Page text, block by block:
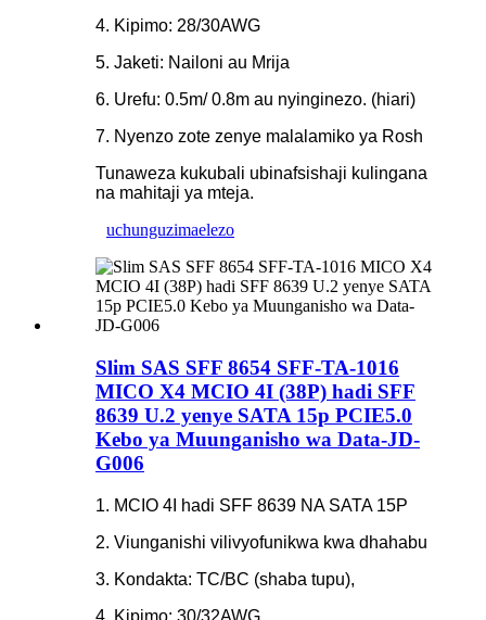
4. Kipimo: 28/30AWG
5. Jaketi: Nailoni au Mrija
6. Urefu: 0.5m/ 0.8m au nyinginezo. (hiari)
7. Nyenzo zote zenye malalamiko ya Rosh
Tunaweza kukubali ubinafsishaji kulingana
na mahitaji ya mteja.
uchunguzimaelezo
Slim SAS SFF 8654 SFF-TA-1016
MICO X4 MCIO 4I (38P) hadi SFF
8639 U.2 yenye SATA 15p PCIE5.0
Kebo ya Muunganisho wa Data-JD-
G006
1. MCIO 4I hadi SFF 8639 NA SATA 15P
2. Viunganishi vilivyofunikwa kwa dhahabu
3. Kondakta: TC/BC (shaba tupu),
4. Kipimo: 30/32AWG